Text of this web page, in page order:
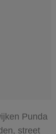
Punda
street